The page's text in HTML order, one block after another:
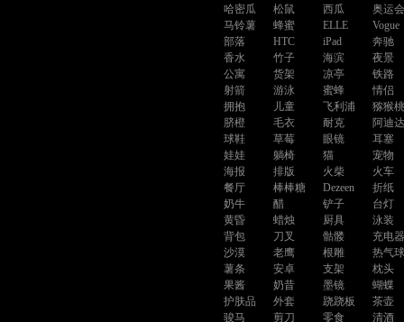
哈密瓜
松鼠 西瓜
奥运会
马铃薯
蜂蜜 ELLE
Vogue
部落
HTC iPad
奔驰
香水
竹子 海滨
夜景
公寓
货架 凉亭
铁路
射箭
游泳 蜜蜂
情侣
拥抱
儿童 飞利浦
猕猴桃
脐橙
毛衣 耐克
阿迪
球鞋
草莓 眼镜
耳塞
娃娃
躺椅 猫
宠物
海报
排版 火柴
火车
餐厅
棒棒糖 Dezeen
折纸
奶牛
醋 铲子
台灯
黄昏
蜡烛 厨具
泳装
背包
刀叉 骷髅
充电器
沙漠
老鹰 根雕
热气球
薯条
安卓 支架
枕头
果酱
奶昔 墨镜
蝴蝶
护肤品
外套 跷跷板
茶壶
骏马
剪刀 零食
清酒